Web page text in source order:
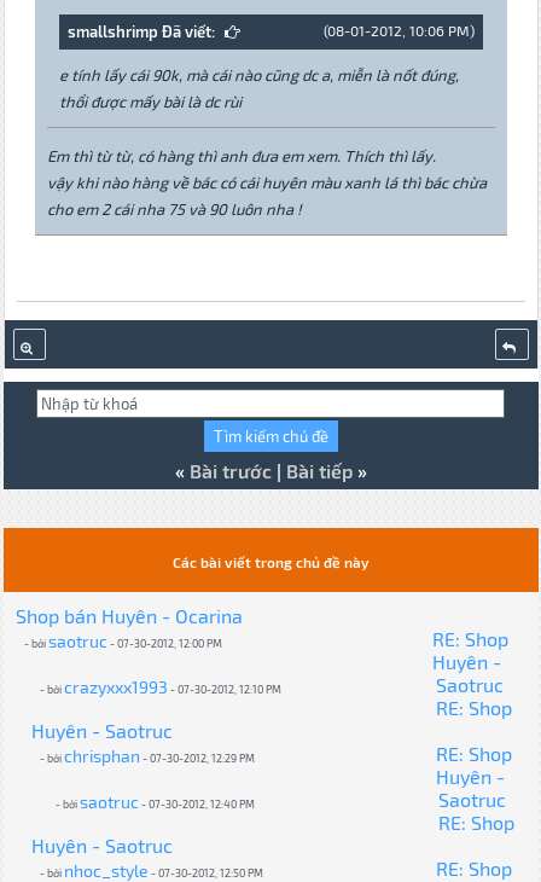
(08-01-2012, 10:06 PM)
smallshrimp Đã viết:
e tính lấy cái 90k, mà cái nào cũng dc a, miễn là nốt đúng,
thổi được mấy bài là dc rùi
Em thì từ từ, có hàng thì anh đưa em xem. Thích thì lấy.
vậy khi nào hàng về bác có cái huyên màu xanh lá thì bác chừa
cho em 2 cái nha 75 và 90 luôn nha !
« Bài trước| Bài tiếp»
Các bài viết trong chủ đề này
Shop bán Huyên - Ocarina
- bởisaotruc- 07-30-2012, 12:00 PM
RE: Shop
Huyên -
Saotruc
- bởicrazyxxx1993 - 07-30-2012, 12:10 PM
RE: Shop
Huyên - Saotruc
- bởichrisphan - 07-30-2012, 12:29 PM
RE: Shop
Huyên -
Saotruc
- bởisaotruc- 07-30-2012, 12:40 PM
RE: Shop
Huyên - Saotruc
- bởi nhoc_style - 07-30-2012, 12:50 PM
RE: Shop